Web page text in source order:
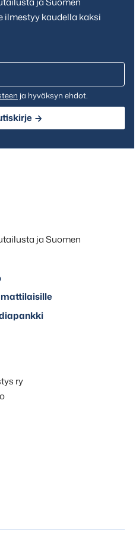
ilmestyy kaudella kaksi
ja hyväksyn ehdot.
ja Suomen
ry